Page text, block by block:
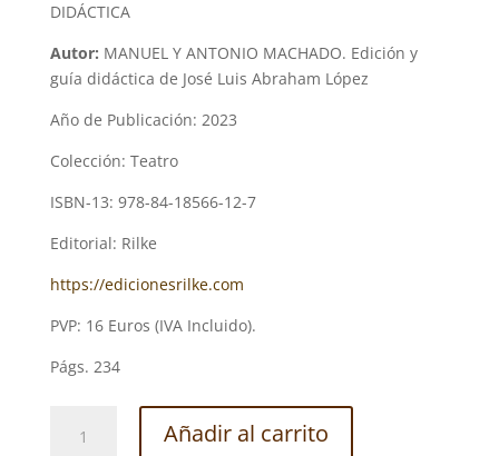
DIDÁCTICA
Autor: MANUEL Y ANTONIO MACHADO. Edición y
guía didáctica de José Luis Abraham López
Año de Publicación: 2023
Colección: Teatro
ISBN-13: 978-84-18566-12-7
Editorial: Rilke
https://edicionesrilke.com
PVP: 16 Euros (IVA Incluido).
Págs. 234
LOLA
Añadir al carrito